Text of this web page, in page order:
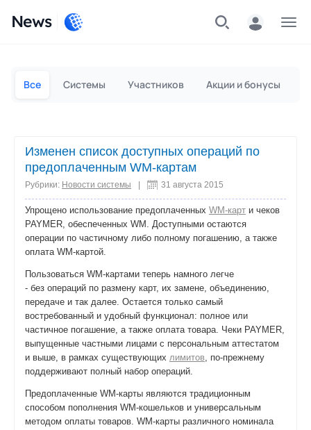
News
Все Системы Участников Акции и бонусы
Изменен список доступных операций по
предоплаченным WM-картам
Рубрики: Новости системы 31 августа 2015
Упрощено использование предоплаченных WM-карт и чеков
PAYMER, обеспеченных WM. Доступными остаются
операции по частичному либо полному погашению, а также
оплата WM-картой.
Пользоваться WM-картами теперь намного легче
- без операций по размену карт, их замене, объединению,
передаче и так далее. Остается только самый
востребованный и удобный функционал: полное или
частичное погашение, а также оплата товара. Чеки PAYMER,
выпущенные частными лицами с персональным аттестатом
и выше, в рамках существующих лимитов, по-прежнему
поддерживают полный набор операций.
Предоплаченные WM-карты являются традиционным
способом пополнения WM-кошельков и универсальным
методом оплаты товаров. WM-карты различного номинала